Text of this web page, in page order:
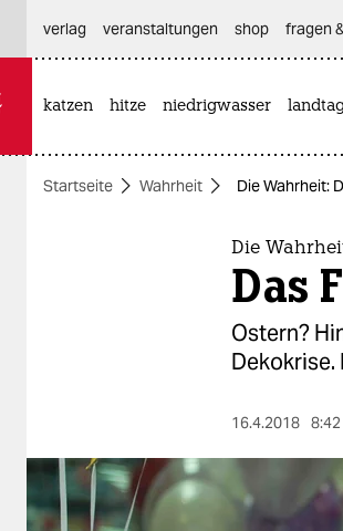
themen
berlin
verlag
veranstaltungen shop fragen
katzen hitze niedrigwasser
Startseite Wahrheit Die Wahrheit:
Die
Das
Ostern?
16.4.2018